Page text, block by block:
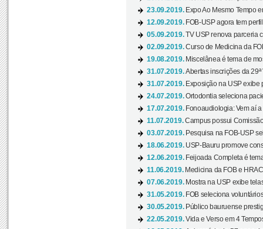
23.09.2019. Expo Ao Mesmo Tempo
12.09.2019. FOB-USP agora tem
05.09.2019.TV USP renova parceria
02.09.2019.Curso de Medicina da
19.08.2019. Miscelânea é tema de
31.07.2019.Abertas inscrições da 29ª
31.07.2019. Exposição na USP exibe
24.07.2019.Ortodontia seleciona
17.07.2019. Fonoaudiologia: Vem aí
11.07.2019.Campus possui
03.07.2019. Pesquisa na FOB-USP
18.06.2019. USP-Bauru promove
12.06.2019. Feijoada Completa é
11.06.2019. Medicina da FOB e
07.06.2019. Mostra na USP exibe
31.05.2019. FOB seleciona
30.05.2019. Público bauruense
22.05.2019.Vida e Verso em 4